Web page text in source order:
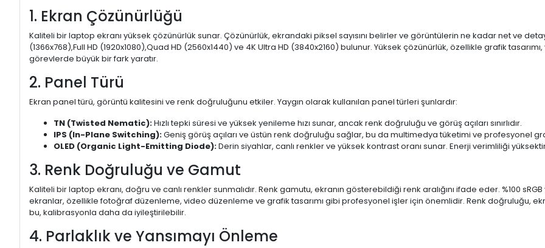
1. Ekran Çözünürlüğü
Kaliteli bir laptop ekranı yüksek çözünürlük sunar. Çözünürlük, ekrandaki piksel sayısını belirler ve görüntülerin ne kadar net ve
(1366x768),Full HD (1920x1080),Quad HD (2560x1440) ve 4K Ultra HD (3840x2160) bulunur. Yüksek çözünürlük, özellikle grafik
görevlerde büyük bir fark yaratır.
2. Panel Türü
Ekran panel türü, görüntü kalitesini ve renk doğruluğunu etkiler. Yaygın olarak kullanılan panel türleri şunlardır:
TN (Twisted Nematic):Hızlı tepki süresi ve yüksek yenileme hızı sunar, ancak renk doğruluğu ve görüş açıları sınırlıdır.
IPS (In-Plane Switching):Geniş görüş açıları ve üstün renk doğruluğu sağlar, bu da multimedya tüketimi ve profesyonel
OLED (Organic Light-Emitting Diode):Derin siyahlar, canlı renkler ve yüksek kontrast oranı sunar. Enerji verimliliği
3. Renk Doğruluğu ve Gamut
Kaliteli bir laptop ekranı, doğru ve canlı renkler sunmalıdır. Renk gamutu, ekranın gösterebildiği renk aralığını ifade eder. %100
ekranlar, özellikle fotoğraf düzenleme, video düzenleme ve grafik tasarımı gibi profesyonel işler için önemlidir. Renk doğruluğu,
bu, kalibrasyonla daha da iyileştirilebilir.
4. Parlaklık ve Yansımayı Önleme